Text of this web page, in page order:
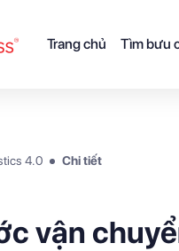
Trang chủ Tìm bưu
4.0 Chi tiết
vận